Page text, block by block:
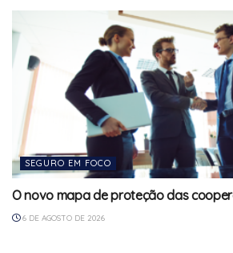
SEGURO EM FOCO
O novo mapa de proteção das
6 DE AGOSTO DE 2026